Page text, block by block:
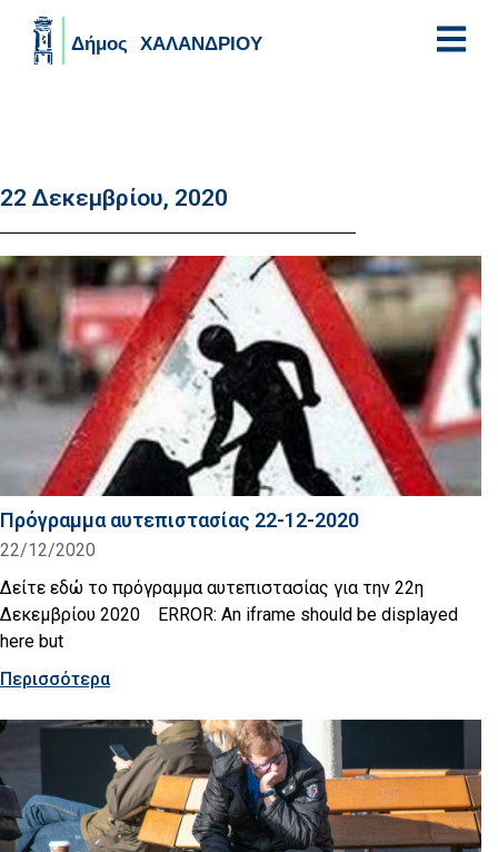
22 Δεκεμβρίου, 2020
Πρόγραμμα αυτεπιστασίας 22-12-2020
22/12/2020
Δείτε εδώ το πρόγραμμα αυτεπιστασίας για την 22η
Δεκεμβρίου 2020 ERROR: An iframe should be displayed
here but
Περισσότερα